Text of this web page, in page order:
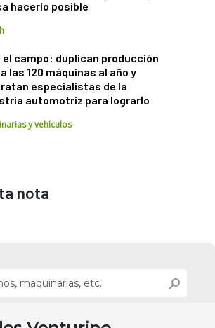
hacerlo posible
el campo: duplican producción
las 120 máquinas al año y
especialistas de la
automotriz para lograrlo
y vehículos
nota